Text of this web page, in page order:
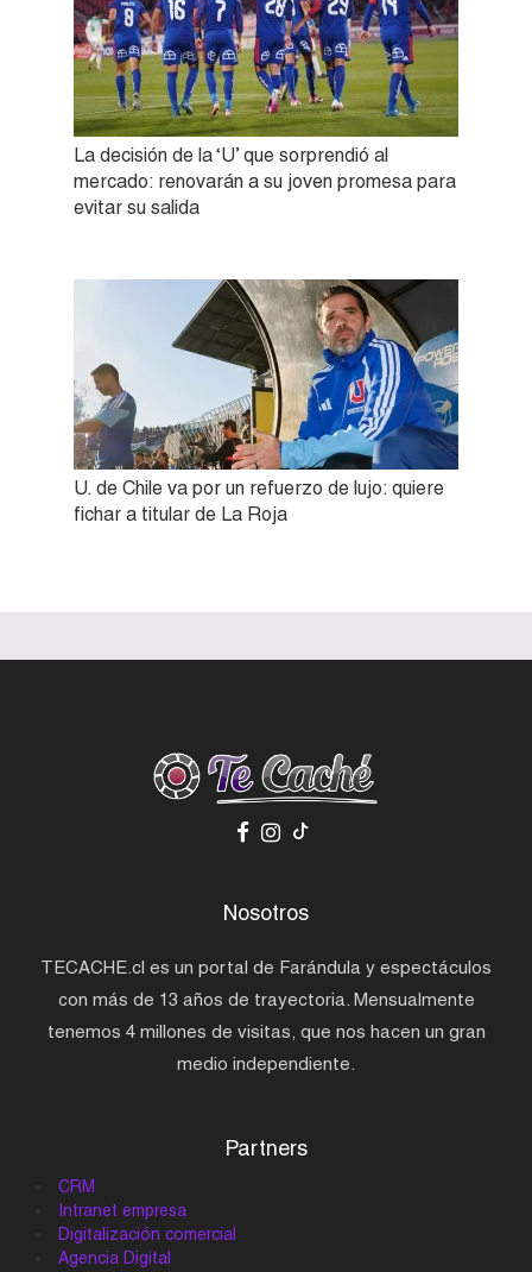
La decisión de la ‘U’ que sorprendió al
mercado: renovarán a su joven promesa para
evitar su salida
U. de Chile va por un refuerzo de lujo: quiere
fichar a titular de La Roja
Nosotros
TECACHE.cl es un portal de Farándula y espectáculos
con más de 13 años de trayectoria. Mensualmente
tenemos 4 millones de visitas, que nos hacen un gran
medio independiente.
Partners
CRM
Intranet empresa
Digitalización comercial
Agencia Digital